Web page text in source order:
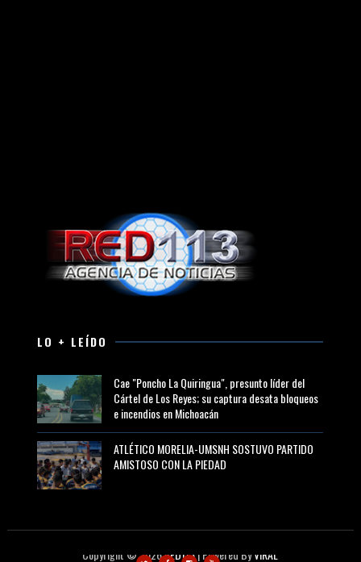
LO + LEÍDO
Cae "Poncho La Quiringua", presunto líder del
Cártel de Los Reyes; su captura desata bloqueos
e incendios en Michoacán
ATLÉTICO MORELIA-UMSNH SOSTUVO PARTIDO
AMISTOSO CON LA PIEDAD
Copyright ©2026RED113| Powered ByVIRAL